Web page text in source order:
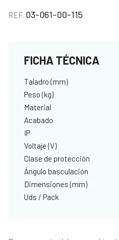
REF. 03-061-00-115
FICHA TÉCNICA
Taladro (mm)
Peso (kg)
Material
Acabado
IP
Voltaje (V)
Clase de protección
Ángulo basculación
Dimensiones (mm)
Uds / Pack